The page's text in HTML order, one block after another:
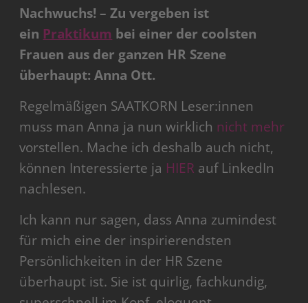
Nachwuchs! – Zu vergeben ist
ein Praktikum bei einer der coolsten
Frauen aus der ganzen HR Szene
überhaupt: Anna Ott.
Regelmäßigen SAATKORN Leser:innen
muss man Anna ja nun wirklich nicht mehr
vorstellen. Mache ich deshalb auch nicht,
können Interessierte ja HIER auf LinkedIn
nachlesen.
Ich kann nur sagen, dass Anna zumindest
für mich eine der inspirierendsten
Persönlichkeiten in der HR Szene
überhaupt ist. Sie ist quirlig, fachkundig,